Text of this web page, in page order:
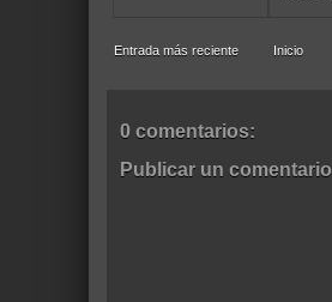
Entrada más reciente Inicio
0 comentarios:
Publicar un comentario